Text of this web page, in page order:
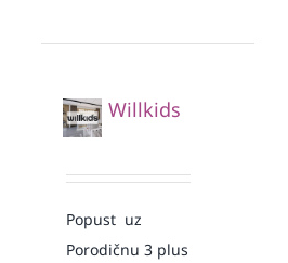
Willkids
Popust uz
Porodičnu 3 plus